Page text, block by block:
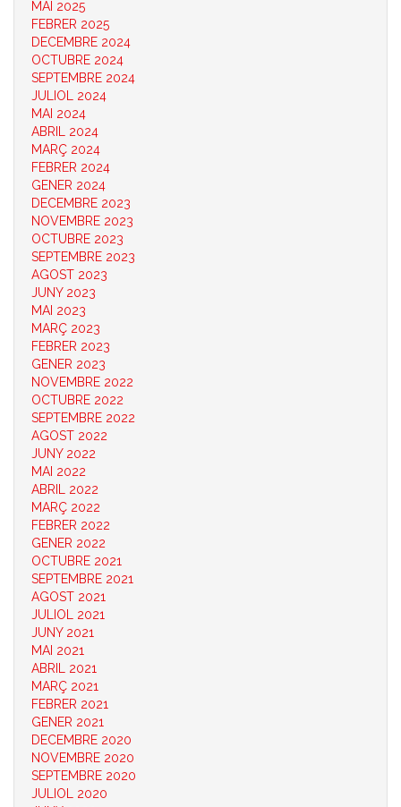
MAI 2025
FEBRER 2025
DECEMBRE 2024
OCTUBRE 2024
SEPTEMBRE 2024
JULIOL 2024
MAI 2024
ABRIL 2024
MARÇ 2024
FEBRER 2024
GENER 2024
DECEMBRE 2023
NOVEMBRE 2023
OCTUBRE 2023
SEPTEMBRE 2023
AGOST 2023
JUNY 2023
MAI 2023
MARÇ 2023
FEBRER 2023
GENER 2023
NOVEMBRE 2022
OCTUBRE 2022
SEPTEMBRE 2022
AGOST 2022
JUNY 2022
MAI 2022
ABRIL 2022
MARÇ 2022
FEBRER 2022
GENER 2022
OCTUBRE 2021
SEPTEMBRE 2021
AGOST 2021
JULIOL 2021
JUNY 2021
MAI 2021
ABRIL 2021
MARÇ 2021
FEBRER 2021
GENER 2021
DECEMBRE 2020
NOVEMBRE 2020
SEPTEMBRE 2020
JULIOL 2020